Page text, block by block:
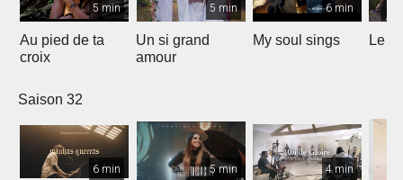
5 min
Au pied de ta
croix
5 min
Un si grand
amour
6 min
My soul sings Le
Saison 32
6 min 5 min 4 min